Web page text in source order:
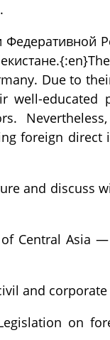
Федеративной
Due to
well-educated
foreign direct
and discuss
of Central Asia
and
on